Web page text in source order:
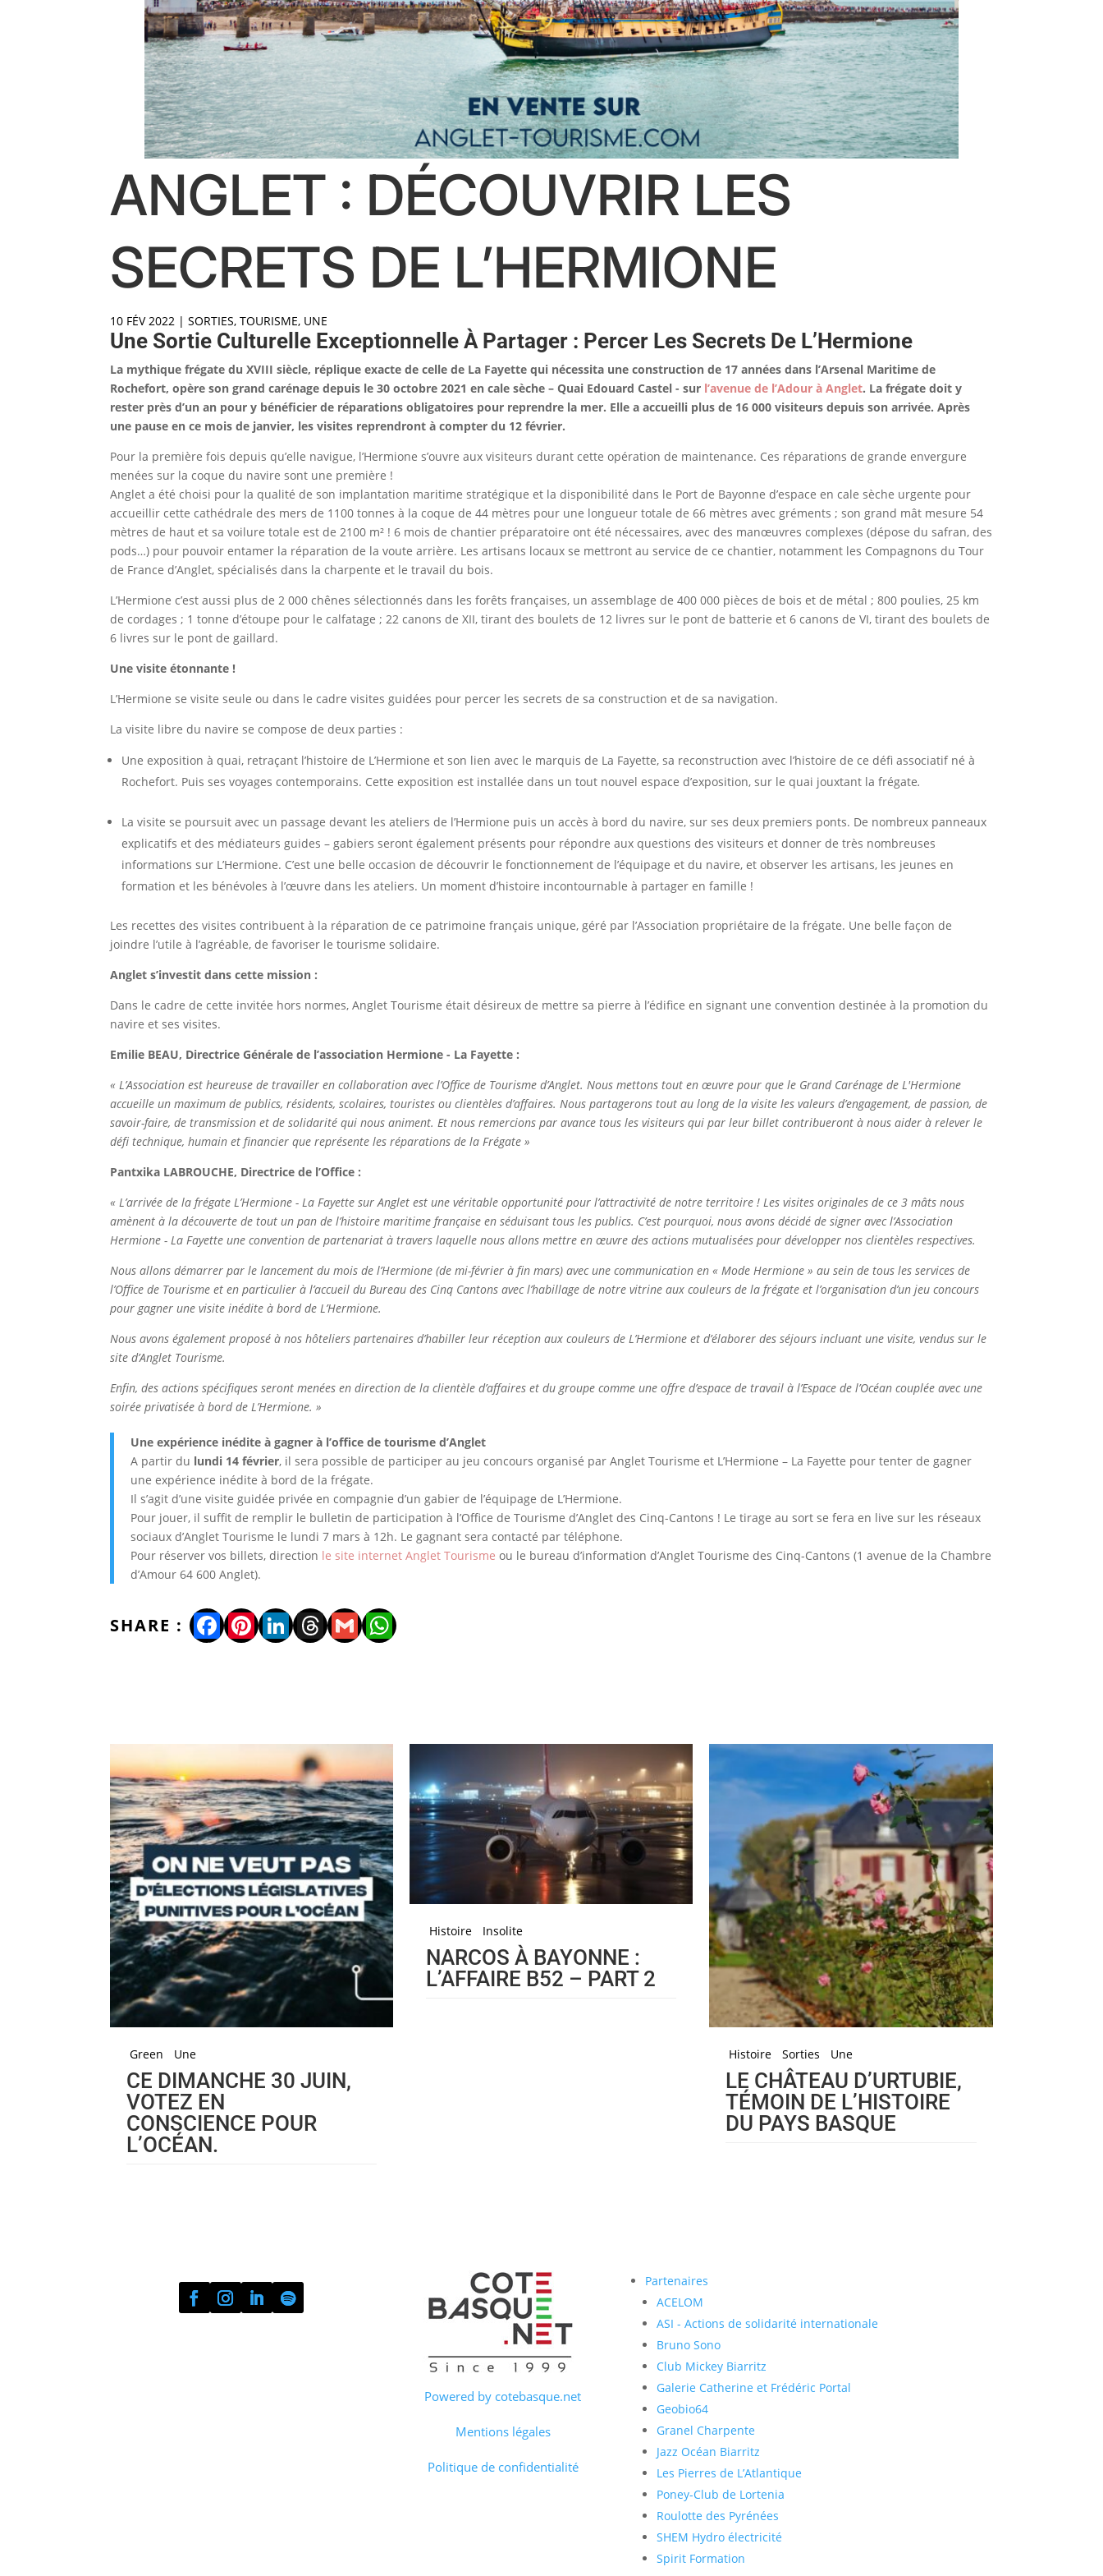
ANGLET : DÉCOUVRIR LES
SECRETS DE L’HERMIONE
10 FÉV 2022 |SORTIES,TOURISME, UNE
Une Sortie Culturelle Exceptionnelle À Partager : Percer Les Secrets De L’Hermione
La mythique frégate du XVIII siècle, réplique exacte de celle de La Fayette qui nécessita une construction de 17 années dans l’Arsenal Maritime de
Rochefort, opère son grand carénage depuis le 30 octobre 2021 en cale sèche – Quai Edouard Castel - sur l’avenue de l’Adour à Anglet. La frégate doit y
rester près d’un an pour y bénéficier de réparations obligatoires pour reprendre la mer. Elle a accueilli plus de 16 000 visiteurs depuis son arrivée. Après
une pause en ce mois de janvier, les visites reprendront à compter du 12 février.
Pour la première fois depuis qu’elle navigue, l’Hermione s’ouvre aux visiteurs durant cette opération de maintenance. Ces réparations de grande envergure
menées sur la coque du navire sont une première !
Anglet a été choisi pour la qualité de son implantation maritime stratégique et la disponibilité dans le Port de Bayonne d’espace en cale sèche urgente pour
accueillir cette cathédrale des mers de 1100 tonnes à la coque de 44 mètres pour une longueur totale de 66 mètres avec gréments ; son grand mât mesure 54
mètres de haut et sa voilure totale est de 2100 m² ! 6 mois de chantier préparatoire ont été nécessaires, avec des manœuvres complexes (dépose du safran, des
pods…) pour pouvoir entamer la réparation de la voute arrière. Les artisans locaux se mettront au service de ce chantier, notamment les Compagnons du Tour
de France d’Anglet, spécialisés dans la charpente et le travail du bois.
L’Hermione c’est aussi plus de 2 000 chênes sélectionnés dans les forêts françaises, un assemblage de 400 000 pièces de bois et de métal ; 800 poulies, 25 km
de cordages ; 1 tonne d’étoupe pour le calfatage ; 22 canons de XII, tirant des boulets de 12 livres sur le pont de batterie et 6 canons de VI, tirant des boulets de
6 livres sur le pont de gaillard.
Une visite étonnante !
L’Hermione se visite seule ou dans le cadre visites guidées pour percer les secrets de sa construction et de sa navigation.
La visite libre du navire se compose de deux parties :
Une exposition à quai, retraçant l’histoire de L’Hermione et son lien avec le marquis de La Fayette, sa reconstruction avec l’histoire de ce défi associatif né à
Rochefort. Puis ses voyages contemporains. Cette exposition est installée dans un tout nouvel espace d’exposition, sur le quai jouxtant la frégate.
La visite se poursuit avec un passage devant les ateliers de l’Hermione puis un accès à bord du navire, sur ses deux premiers ponts. De nombreux panneaux
explicatifs et des médiateurs guides – gabiers seront également présents pour répondre aux questions des visiteurs et donner de très nombreuses
informations sur L’Hermione. C’est une belle occasion de découvrir le fonctionnement de l’équipage et du navire, et observer les artisans, les jeunes en
formation et les bénévoles à l’œuvre dans les ateliers. Un moment d’histoire incontournable à partager en famille !
Les recettes des visites contribuent à la réparation de ce patrimoine français unique, géré par l’Association propriétaire de la frégate. Une belle façon de
joindre l’utile à l’agréable, de favoriser le tourisme solidaire.
Anglet s’investit dans cette mission :
Dans le cadre de cette invitée hors normes, Anglet Tourisme était désireux de mettre sa pierre à l’édifice en signant une convention destinée à la promotion du
navire et ses visites.
Emilie BEAU, Directrice Générale de l’association Hermione - La Fayette :
« L’Association est heureuse de travailler en collaboration avec l’Office de Tourisme d’Anglet. Nous mettons tout en œuvre pour que le Grand Carénage de L'Hermione
accueille un maximum de publics, résidents, scolaires, touristes ou clientèles d’affaires. Nous partagerons tout au long de la visite les valeurs d’engagement, de passion, de
savoir-faire, de transmission et de solidarité qui nous animent. Et nous remercions par avance tous les visiteurs qui par leur billet contribueront à nous aider à relever le
défi technique, humain et financier que représente les réparations de la Frégate »
Pantxika LABROUCHE, Directrice de l’Office :
« L’arrivée de la frégate L’Hermione - La Fayette sur Anglet est une véritable opportunité pour l’attractivité de notre territoire ! Les visites originales de ce 3 mâts nous
amènent à la découverte de tout un pan de l’histoire maritime française en séduisant tous les publics. C’est pourquoi, nous avons décidé de signer avec l’Association
Hermione - La Fayette une convention de partenariat à travers laquelle nous allons mettre en œuvre des actions mutualisées pour développer nos clientèles respectives.
Nous allons démarrer par le lancement du mois de l’Hermione (de mi-février à fin mars) avec une communication en « Mode Hermione » au sein de tous les services de
l’Office de Tourisme et en particulier à l’accueil du Bureau des Cinq Cantons avec l’habillage de notre vitrine aux couleurs de la frégate et l’organisation d’un jeu concours
pour gagner une visite inédite à bord de L’Hermione.
Nous avons également proposé à nos hôteliers partenaires d’habiller leur réception aux couleurs de L’Hermione et d’élaborer des séjours incluant une visite, vendus sur le
site d’Anglet Tourisme.
Enfin, des actions spécifiques seront menées en direction de la clientèle d’affaires et du groupe comme une offre d’espace de travail à l’Espace de l’Océan couplée avec une
soirée privatisée à bord de L’Hermione. »
Une expérience inédite à gagner à l’office de tourisme d’Anglet
A partir du lundi 14 février, il sera possible de participer au jeu concours organisé par Anglet Tourisme et L’Hermione – La Fayette pour tenter de gagner
une expérience inédite à bord de la frégate.
Il s’agit d’une visite guidée privée en compagnie d’un gabier de l’équipage de L’Hermione.
Pour jouer, il suffit de remplir le bulletin de participation à l’Office de Tourisme d’Anglet des Cinq-Cantons ! Le tirage au sort se fera en live sur les réseaux
sociaux d’Anglet Tourisme le lundi 7 mars à 12h. Le gagnant sera contacté par téléphone.
Pour réserver vos billets, direction le site internet Anglet Tourismeou le bureau d’information d’Anglet Tourisme des Cinq-Cantons (1 avenue de la Chambre
d’Amour 64 600 Anglet).
Facebook
Pinterest
LinkedIn
Threads
GmailWhatsApp
Green Une
CE DIMANCHE 30 JUIN,
VOTEZ EN
CONSCIENCE POUR
L’OCÉAN.
Histoire Insolite
NARCOS À BAYONNE :
L’AFFAIRE B52 – PART 2
Histoire Sorties Une
LE CHÂTEAU D’URTUBIE,
TÉMOIN DE L’HISTOIRE
DU PAYS BASQUE
Powered by cotebasque.net
Mentions légales
Politique de confidentialité
Partenaires
ACELOM
ASI - Actions de solidarité internationale
Bruno Sono
Club Mickey Biarritz
Galerie Catherine et Frédéric Portal
Geobio64
Granel Charpente
Jazz Océan Biarritz
Les Pierres de L’Atlantique
Poney-Club de Lortenia
Roulotte des Pyrénées
SHEM Hydro électricité
Spirit Formation